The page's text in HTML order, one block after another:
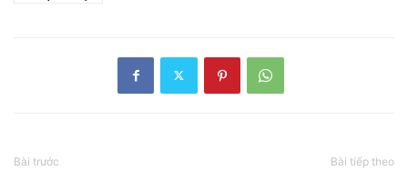
Bài trước Bài tiếp theo